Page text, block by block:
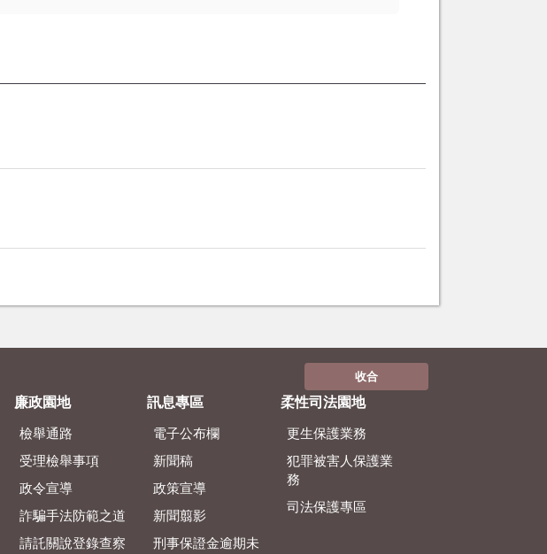
收合
廉政園地
檢舉通路
受理檢舉事項
政令宣導
詐騙手法防範之道
請託關說登錄查察
訊息專區
電子公布欄
新聞稿
政策宣導
新聞翦影
刑事保證金逾期未
柔性司法園地
更生保護業務
犯罪被害人保護業
務
司法保護專區